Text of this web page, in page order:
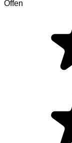
Offen